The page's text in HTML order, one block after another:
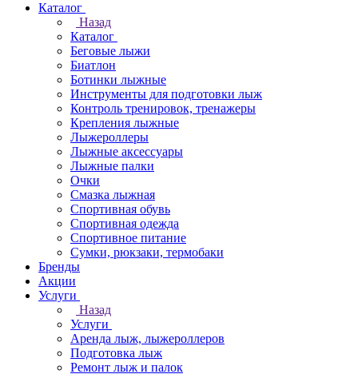
Каталог
Назад
Каталог
Беговые лыжи
Биатлон
Ботинки лыжные
Инструменты для подготовки лыж
Контроль тренировок, тренажеры
Крепления лыжные
Лыжероллеры
Лыжные аксессуары
Лыжные палки
Очки
Смазка лыжная
Спортивная обувь
Спортивная одежда
Спортивное питание
Сумки, рюкзаки, термобаки
Бренды
Акции
Услуги
Назад
Услуги
Аренда лыж, лыжероллеров
Подготовка лыж
Ремонт лыж и палок